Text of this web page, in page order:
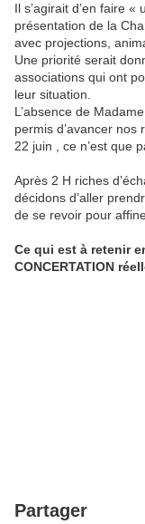
Il s’agirait d’en faire
présentation de la
avec projections,
Une priorité serait
associations qui ont
leur situation.
L’absence de
permis d’avancer
22 juin , ce n’est que
Après 2 H riches
décidons d’aller
de se revoir pour
Ce qui est à retenir
CONCERTATION
Partager